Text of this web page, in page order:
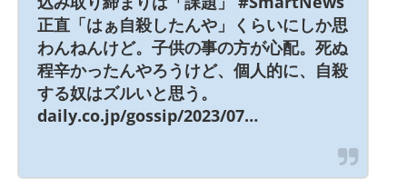
正直「はぁ自殺したんや」くらいにしか思
わんねんけど。子供の事の方が心配。死ぬ
程辛かったんやろうけど、個人的に、自殺
する奴はズルいと思う。
daily.co.jp/gossip/2023/07…